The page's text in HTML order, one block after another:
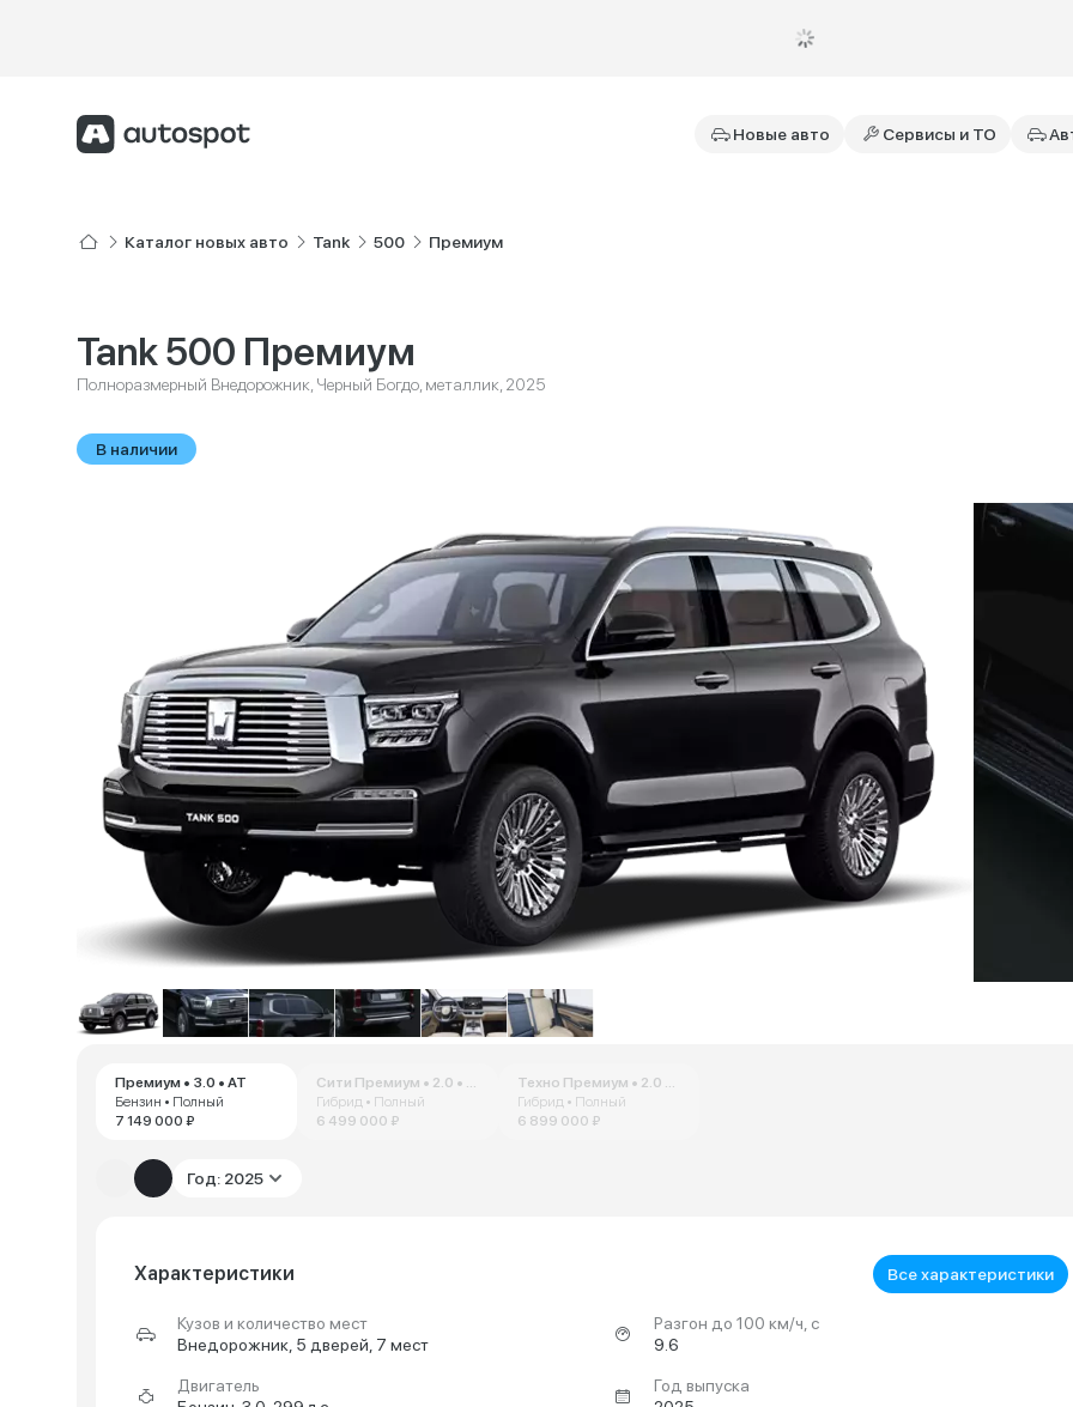
Новые авто Сервисы и ТО
Каталог новых авто Tank 500 Премиум
Tank 500 Премиум
Полноразмерный Внедорожник, Черный Богдо, металлик, 2025
В наличии
Премиум • 3.0 • AT
Бензин • Полный
7 149 000 ₽
Сити Премиум • 2.0 • AT
Гибрид • Полный
6 499 000 ₽
Техно Премиум • 2.0 • AT
Гибрид • Полный
6 899 000 ₽
Год: 2025
Характеристики Все характеристики
Кузов и количество мест
Внедорожник, 5 дверей, 7 мест
Двигатель
Разгон до 100 км/ч, с
9.6
Год выпуска